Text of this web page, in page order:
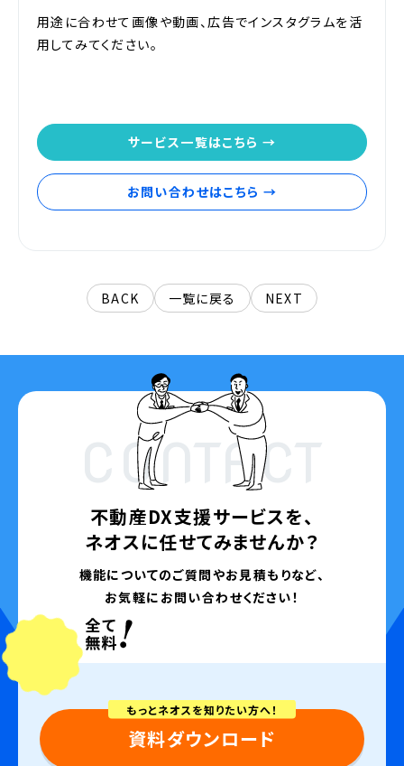
用途に合わせて画像や動画、広告でインスタグラムを活
用してみてください。
サービス一覧はこちら →
お問い合わせはこちら →
BACK 一覧に戻る NEXT
CONTACT
不動産DX支援サービスを、
ネオスに任せてみませんか？
機能についてのご質問やお見積もりなど、
お気軽にお問い合わせください！
もっとネオスを知りたい方へ！
資料ダウンロード